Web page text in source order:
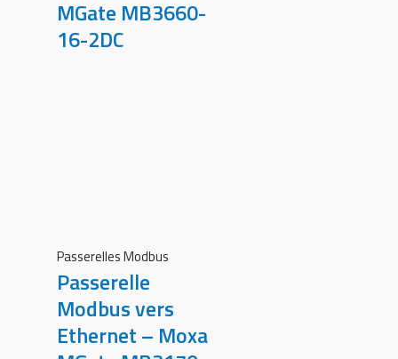
MGate MB3660-
16-2DC
Passerelles Modbus
Passerelle
Modbus vers
Ethernet – Moxa